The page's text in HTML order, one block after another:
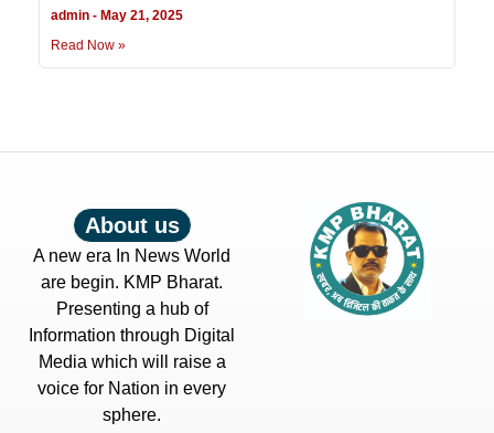
admin
May 21, 2025
Read Now »
About us
A new era In News World
are begin. KMP Bharat.
Presenting a hub of
Information through Digital
Media which will raise a
voice for Nation in every
sphere.